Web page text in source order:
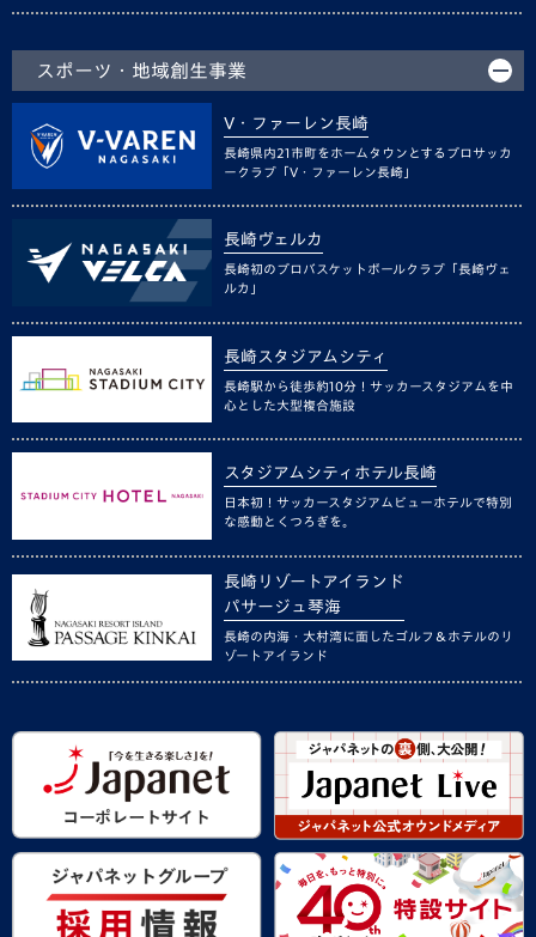
スポーツ・地域創生事業
V・ファーレン長崎
長崎県内21市町をホームタウンとするプロサッカ
ークラブ「V・ファーレン長崎」
長崎ヴェルカ
長崎初のプロバスケットボールクラブ「長崎ヴェ
ルカ」
長崎スタジアムシティ
長崎駅から徒歩約10分！サッカースタジアムを中
心とした大型複合施設
スタジアムシティホテル長崎
日本初！サッカースタジアムビューホテルで特別
な感動とくつろぎを。
長崎リゾートアイランド
パサージュ琴海
長崎の内海・大村湾に面したゴルフ＆ホテルのリ
ゾートアイランド